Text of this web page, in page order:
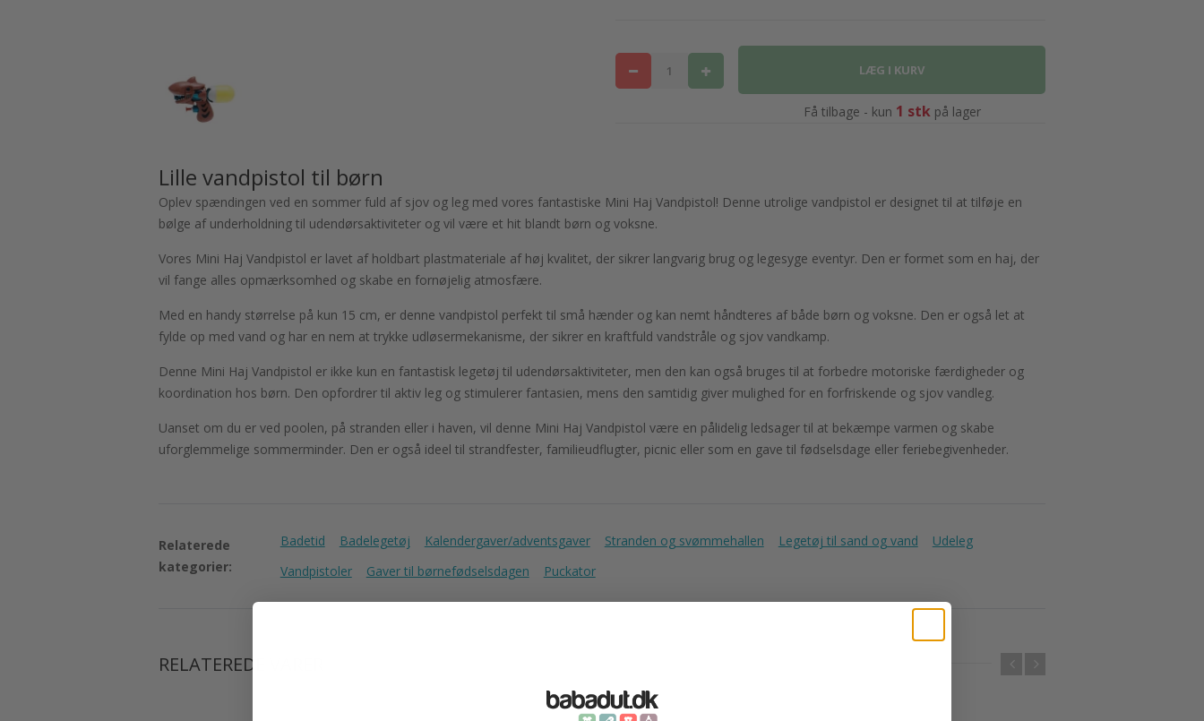
Få tilbage - kun 1 stkpå lager
Lille vandpistol til børn
Oplev spændingen ved en sommer fuld af sjov og leg med vores fantastiske Mini Haj Vandpistol! Denne utrolige vandpistol er designet til at tilføje en
bølge af underholdning til udendørsaktiviteter og vil være et hit blandt børn og voksne.
Vores Mini Haj Vandpistol er lavet af holdbart plastmateriale af høj kvalitet, der sikrer langvarig brug og legesyge eventyr. Den er formet som en haj, der
vil fange alles opmærksomhed og skabe en fornøjelig atmosfære.
Med en handy størrelse på kun 15 cm, er denne vandpistol perfekt til små hænder og kan nemt håndteres af både børn og voksne. Den er også let at
fylde op med vand og har en nem at trykke udløsermekanisme, der sikrer en kraftfuld vandstråle og sjov vandkamp.
Denne Mini Haj Vandpistol er ikke kun en fantastisk legetøj til udendørsaktiviteter, men den kan også bruges til at forbedre motoriske færdigheder og
koordination hos børn. Den opfordrer til aktiv leg og stimulerer fantasien, mens den samtidig giver mulighed for en forfriskende og sjov vandleg.
Uanset om du er ved poolen, på stranden eller i haven, vil denne Mini Haj Vandpistol være en pålidelig ledsager til at bekæmpe varmen og skabe
uforglemmelige sommerminder. Den er også ideel til strandfester, familieudflugter, picnic eller som en gave til fødselsdage eller feriebegivenheder.
Relaterede
kategorier:
Badetid Badelegetøj Kalendergaver/adventsgaver Stranden og svømmehallen Legetøj til sand og vand
Udeleg
Vandpistoler
Gaver til børnefødselsdagen Puckator
RELATEREDE VARER